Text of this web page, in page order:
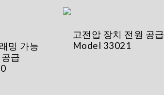
밍 가능
급
고전압 장치 전원 공급
Model 33021